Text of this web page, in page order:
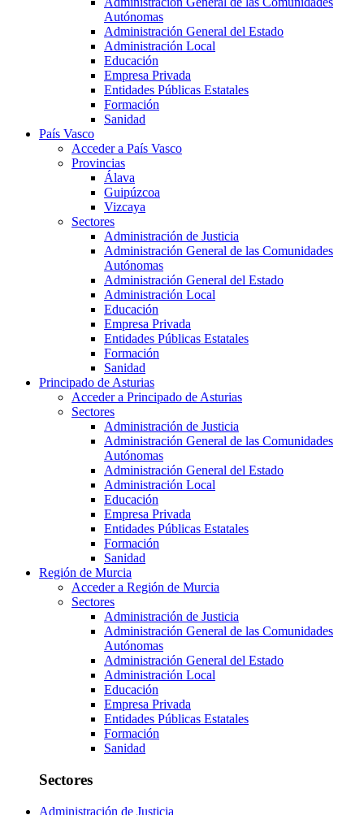
Autónomas
Administración General del Estado
Administración Local
Educación
Empresa Privada
Entidades Públicas Estatales
Formación
Sanidad
País Vasco
Acceder a País Vasco
Provincias
Álava
Guipúzcoa
Vizcaya
Sectores
Administración de Justicia
Administración General de las Comunidades
Autónomas
Administración General del Estado
Administración Local
Educación
Empresa Privada
Entidades Públicas Estatales
Formación
Sanidad
Principado de Asturias
Acceder a Principado de Asturias
Sectores
Administración de Justicia
Administración General de las Comunidades
Autónomas
Administración General del Estado
Administración Local
Educación
Empresa Privada
Entidades Públicas Estatales
Formación
Sanidad
Región de Murcia
Acceder a Región de Murcia
Sectores
Administración de Justicia
Administración General de las Comunidades
Autónomas
Administración General del Estado
Administración Local
Educación
Empresa Privada
Entidades Públicas Estatales
Formación
Sanidad
Sectores
Administración de Justicia